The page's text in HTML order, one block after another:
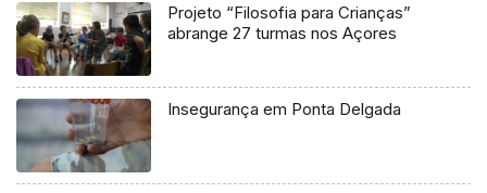
Projeto “Filosofia para Crianças”
abrange 27 turmas nos Açores
Insegurança em Ponta Delgada